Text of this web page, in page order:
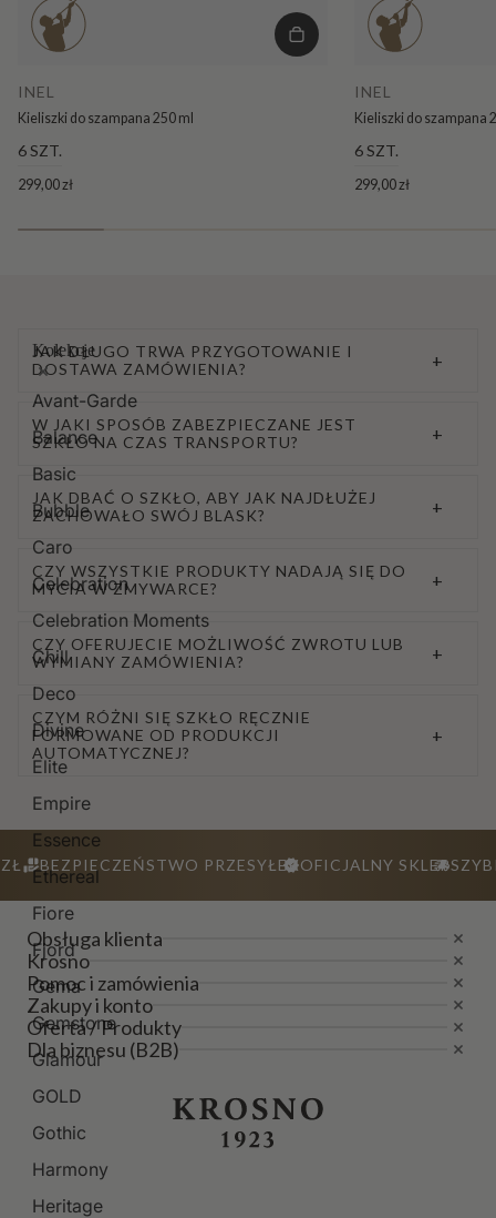
Kolekcje
Avant-Garde
Balance
Basic
Bubble
Caro
Celebration
Celebration Moments
Chill
Deco
Divine
Elite
Empire
Essence
Ethereal
Fiore
Fjord
Gema
Gemstone
Glamour
GOLD
Gothic
Harmony
Heritage
INEL
Kieliszki do szampana 250 ml
6 SZT.
299,00 zł
INEL
Kieliszki do szampana
6 SZT.
299,00 zł
JAK DŁUGO TRWA PRZYGOTOWANIE I
DOSTAWA ZAMÓWIENIA?
+
W JAKI SPOSÓB ZABEZPIECZANE JEST
SZKŁO NA CZAS TRANSPORTU?
+
JAK DBAĆ O SZKŁO, ABY JAK NAJDŁUŻEJ
ZACHOWAŁO SWÓJ BLASK?
+
CZY WSZYSTKIE PRODUKTY NADAJĄ SIĘ DO
MYCIA W ZMYWARCE?
+
CZY OFERUJECIE MOŻLIWOŚĆ ZWROTU LUB
WYMIANY ZAMÓWIENIA?
+
CZYM RÓŻNI SIĘ SZKŁO RĘCZNIE
FORMOWANE OD PRODUKCJI
AUTOMATYCZNEJ?
+
BEZPIECZEŃSTWO PRZESYŁEKOFICJALNY SKLEP
Obsługa klienta
Krosno
Pomoc i zamówienia
Zakupy i konto
Oferta / Produkty
Dla biznesu (B2B)